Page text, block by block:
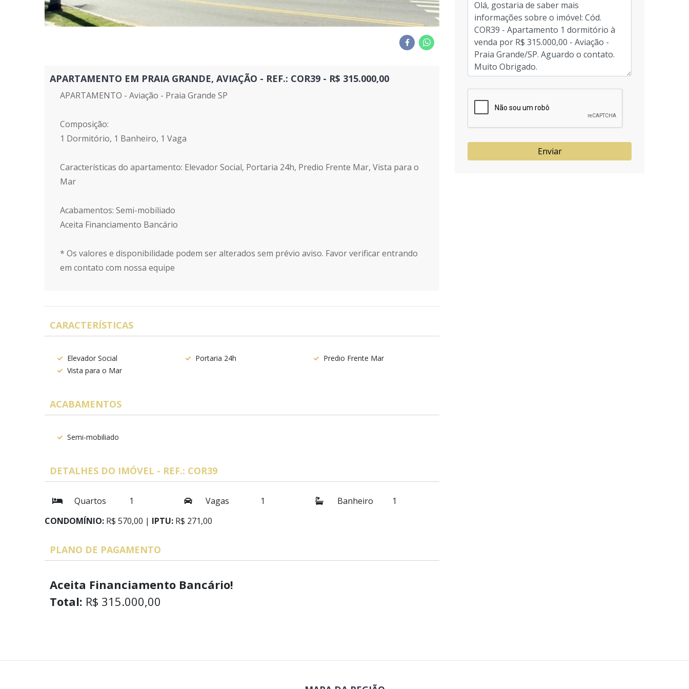
APARTAMENTO EM PRAIA GRANDE, AVIAÇÃO - REF.: COR39 - R$ 315.000,00
APARTAMENTO - Aviação - Praia Grande SP
Composição:
1 Dormitório, 1 Banheiro, 1 Vaga
Características do apartamento: Elevador Social, Portaria 24h, Predio Frente Mar, Vista para o
Mar
Acabamentos: Semi-mobiliado
Aceita Financiamento Bancário
* Os valores e disponibilidade podem ser alterados sem prévio aviso. Favor verificar entrando
em contato com nossa equipe
CARACTERÍSTICAS
Elevador Social Portaria 24h
Predio Frente Mar
Vista para o Mar
ACABAMENTOS
Semi-mobiliado
DETALHES DO IMÓVEL - REF.: COR39
Quartos 1 Vagas 1 Banheiro
1
CONDOMÍNIO: R$ 570,00 | IPTU: R$ 271,00
PLANO DE PAGAMENTO
Aceita Financiamento Bancário!
Total: R$ 315.000,00
Enviar